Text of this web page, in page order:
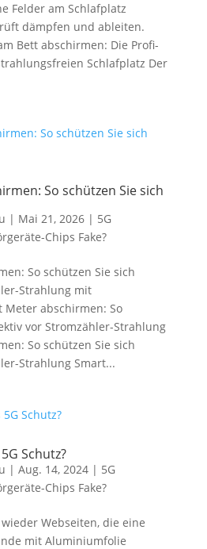
Felder am Schlafplatz
dämpfen und ableiten.
Bett abschirmen: Die Profi-
Schlafplatz Der
So schützen Sie sich
| Mai 21, 2026| 5G
Chips Fake?
So schützen Sie sich
Strahlung mit
abschirmen: So
vor Stromzähler-Strahlung
So schützen Sie sich
Strahlung Smart...
Schutz?
| Aug. 14, 2024| 5G
Chips Fake?
Webseiten, die eine
mit Aluminiumfolie